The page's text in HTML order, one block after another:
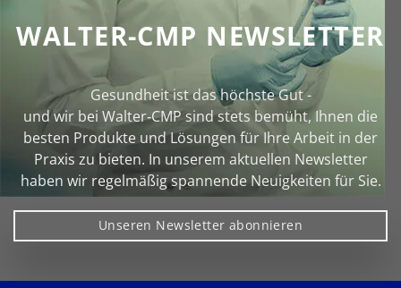
WALTER-CMP NEWSLETTER
Gesundheit ist das höchste Gut -
und wir bei Walter‑CMP sind stets bemüht, Ihnen die
besten Produkte und Lösungen für Ihre Arbeit in der
Praxis zu bieten. In unserem aktuellen Newsletter
haben wir regelmäßig spannende Neuigkeiten für Sie.
Unseren Newsletter abonnieren